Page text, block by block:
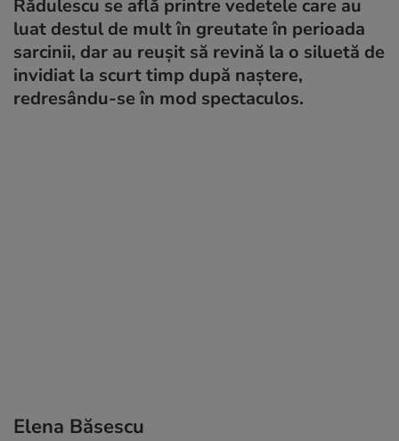
Rădulescu se află printre vedetele care au
luat destul de mult în greutate în perioada
sarcinii, dar au reușit să revină la o siluetă de
invidiat la scurt timp după naștere,
redresându-se în mod spectaculos.
Elena Băsescu